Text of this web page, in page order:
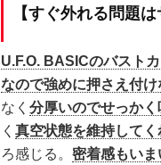
【すぐ外れる問題
U.F.O. BASICのバスト
なので強めに押さえ付け
なく 分厚いのでせっかく
く 真空状態を維持してく
ろ感じる。 密着感もいま